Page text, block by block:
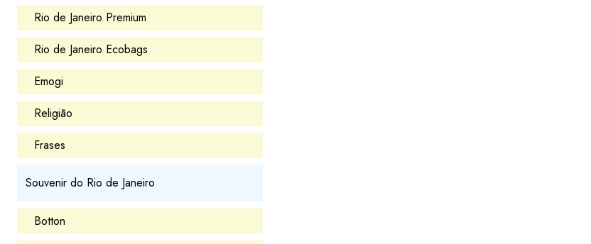
Rio de Janeiro Premium
Rio de Janeiro Ecobags
Emogi
Religião
Frases
Souvenir do Rio de Janeiro
Botton